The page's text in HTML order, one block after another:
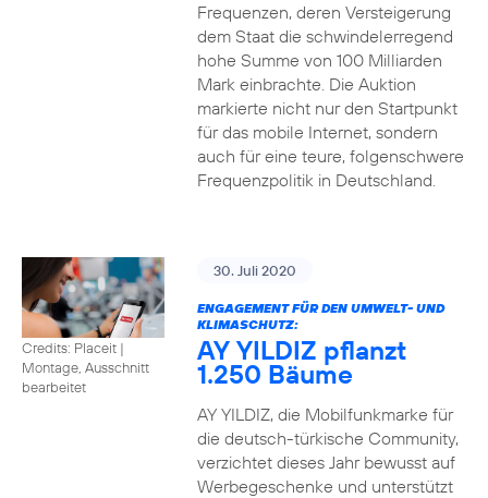
Frequenzen, deren Versteigerung
dem Staat die schwindelerregend
hohe Summe von 100 Milliarden
Mark einbrachte. Die Auktion
markierte nicht nur den Startpunkt
für das mobile Internet, sondern
auch für eine teure, folgenschwere
Frequenzpolitik in Deutschland.
Credits: Placeit |
Montage, Ausschnitt
bearbeitet
30. Juli 2020
ENGAGEMENT FÜR DEN UMWELT- UND
KLIMASCHUTZ:
AY YILDIZ pflanzt
1.250 Bäume
AY YILDIZ, die Mobilfunkmarke für
die deutsch-türkische Community,
verzichtet dieses Jahr bewusst auf
Werbegeschenke und unterstützt